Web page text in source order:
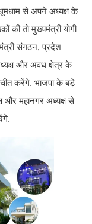
धूमधाम से अपने अध्यक्ष के
की तो मुख्यमंत्री योगी
संगठन, प्रदेश
और अवध क्षेत्र के
करेंगे. भाजपा के बड़े
और महानगर अध्यक्ष से